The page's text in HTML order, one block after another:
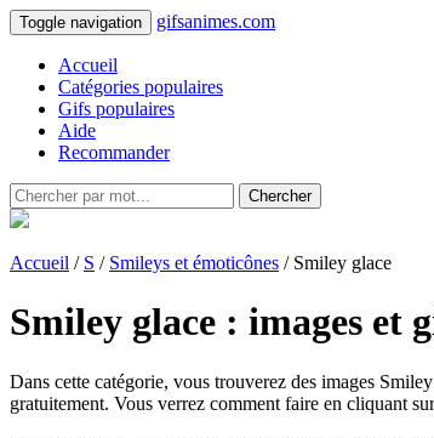
Toggle navigation gifsanimes.com
Accueil
Catégories populaires
Gifs populaires
Aide
Recommander
Chercher
Accueil / S / Smileys et émoticônes / Smiley glace
Smiley glace : images et
Dans cette catégorie, vous trouverez des images
gratuitement. Vous verrez comment faire en cliquant